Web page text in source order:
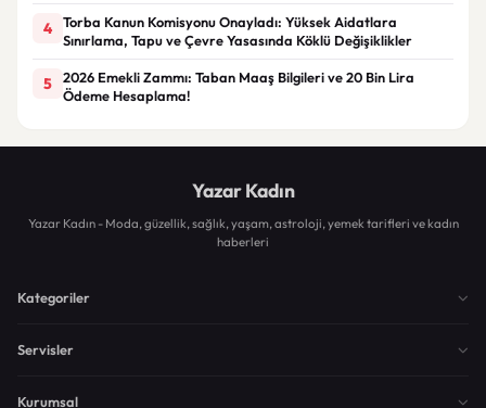
4
Torba Kanun Komisyonu Onayladı: Yüksek Aidatlara
Sınırlama, Tapu ve Çevre Yasasında Köklü Değişiklikler
5
2026 Emekli Zammı: Taban Maaş Bilgileri ve 20 Bin Lira
Ödeme Hesaplama!
Yazar Kadın
Yazar Kadın - Moda, güzellik, sağlık, yaşam, astroloji, yemek tarifleri ve kadın
haberleri
Kategoriler
Servisler
Kurumsal